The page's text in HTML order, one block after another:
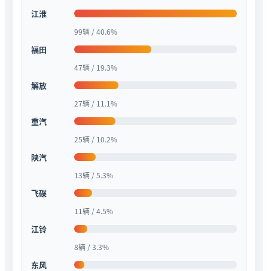
江淮
99辆 / 40.6%
福田
47辆 / 19.3%
解放
27辆 / 11.1%
重汽
25辆 / 10.2%
陕汽
13辆 / 5.3%
飞碟
11辆 / 4.5%
江铃
8辆 / 3.3%
东风